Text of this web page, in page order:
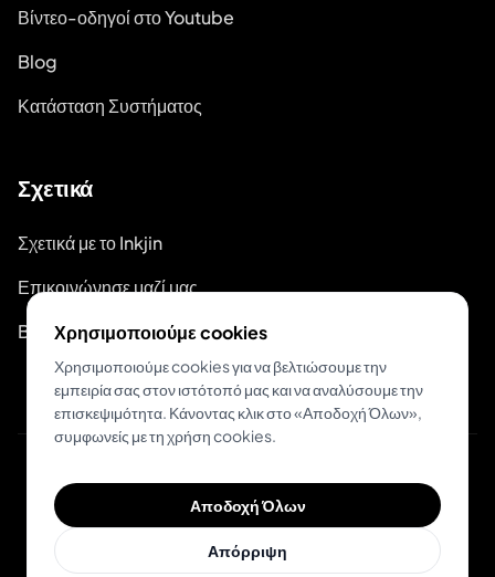
Βίντεο-οδηγοί στο Youtube
Blog
Κατάσταση Συστήματος
Σχετικά
Σχετικά με το Inkjin
Επικοινώνησε μαζί μας
Branding Kit
© 2026 Inkjin
Πολιτική ΑπορρήτουΌροι Χρήσης
Χρησιμοποιούμε cookies
Χρησιμοποιούμε cookies για να βελτιώσουμε την
εμπειρία σας στον ιστότοπό μας και να αναλύσουμε την
επισκεψιμότητα. Κάνοντας κλικ στο «Αποδοχή Όλων»,
συμφωνείς με τη χρήση cookies.
Αποδοχή Όλων
Απόρριψη